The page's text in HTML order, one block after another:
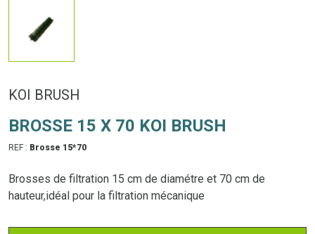
KOI BRUSH
BROSSE 15 X 70 KOI BRUSH
REF : Brosse 15*70
Brosses de filtration 15 cm de diamétre et 70 cm de
hauteur,idéal pour la filtration mécanique